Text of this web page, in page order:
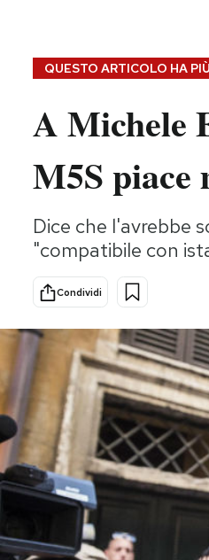
Idee
Boomer!
calcio 2026
QUESTO ARTICOLO HA
A Michele
M5S piace
Dice che l'avrebbe
"compatibile con
Condividi